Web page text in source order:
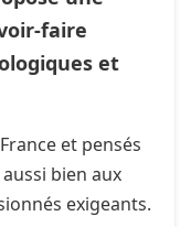
faire
et
et pensés
bien aux
exigeants.